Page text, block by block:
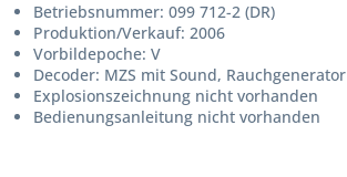
Betriebsnummer: 099 712-2 (DR)
Produktion/Verkauf: 2006
Vorbildepoche: V
Decoder: MZS mit Sound, Rauchgenerator
Explosionszeichnung nicht vorhanden
Bedienungsanleitung nicht vorhanden